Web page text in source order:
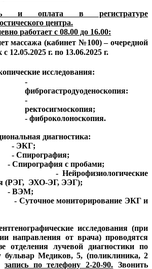
и оплата в регистратуре
центра.
работает с 08.00 до 16.00:
массажа (кабинет №100) – очередной
с 12.05.2025 г. по 13.06.2025 г.
исследования:
-
фиброгастродуоденоскопия:
-
ректосигмоскопия;
- фиброколоноскопия.
диагностика:
- ЭКГ;
- Спирография;
- Спирография с пробами;
- Нейрофизиологические
(РЭГ, ЭХО-ЭГ, ЭЭГ);
- ВЭМ;
- Суточное мониторирование ЭКГ и
исследования (при
направления от врача) проводятся
отделения лучевой диагностики по
бульвар Медиков, 5, (поликлиника, 2
запись по телефону 2-20-90. Звонить